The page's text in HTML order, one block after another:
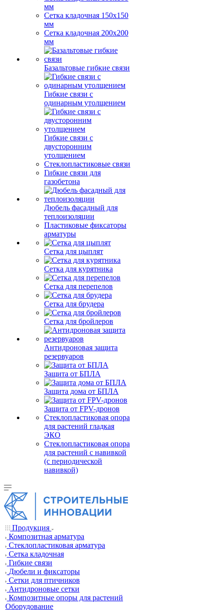
мм
Сетка кладочная 150x150
мм
Сетка кладочная 200x200
мм
Базальтовые гибкие связи
Гибкие связи с
одинарным утолщением
Гибкие связи с
двусторонним
утолщением
Стеклопластиковые связи
Гибкие связи для
газобетона
Дюбель фасадный для
теплоизоляции
Пластиковые фиксаторы
арматуры
Сетка для цыплят
Сетка для курятника
Сетка для перепелов
Сетка для брудера
Сетка для бройлеров
Антидроновая защита
резервуаров
Защита от БПЛА
Защита дома от БПЛА
Защита от FPV-дронов
Стеклопластиковая опора
для растений гладкая
ЭКО
Стеклопластиковая опора
для растений с навивкой
(с периодической
навивкой)
Продукция
Композитная арматура
Cтеклопластиковая арматура
Сетка кладочная
Гибкие связи
Дюбели и фиксаторы
Сетки для птичников
Антидроновые сетки
Композитные опоры для растений
Оборудование